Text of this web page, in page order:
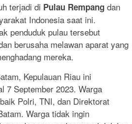
terjadi di Pulau Rempang dan
Indonesia saat ini.
penduduk pulau tersebut
berusaha melawan aparat yang
mereka.
Kepulauan Riau ini
7 September 2023. Warga
Polri, TNI, dan Direktorat
Warga tidak ingin